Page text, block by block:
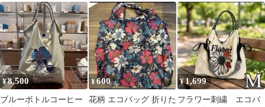
トバッグ 花柄 人
気 斜めがけ
¥8,500
ブルーボトルコーヒー
¥ 600
花柄 エコバッグ 折りた
¥1,699
フラワー刺繍 エコバ